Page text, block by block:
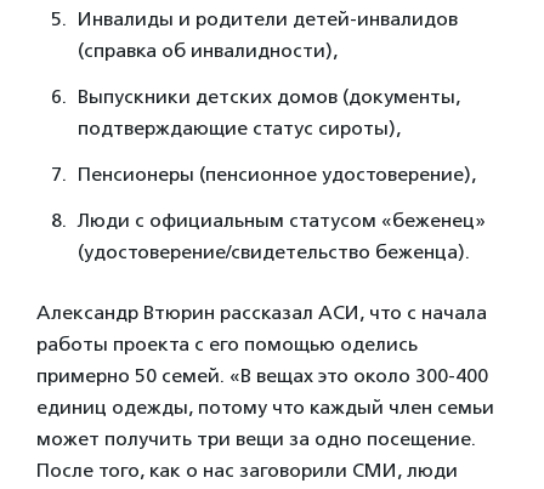
Инвалиды и родители детей-инвалидов
(справка об инвалидности),
Выпускники детских домов (документы,
подтверждающие статус сироты),
Пенсионеры (пенсионное удостоверение),
Люди с официальным статусом «беженец»
(удостоверение/свидетельство беженца).
Александр Втюрин рассказал АСИ, что с начала
работы проекта с его помощью оделись
примерно 50 семей. «В вещах это около 300-400
единиц одежды, потому что каждый член семьи
может получить три вещи за одно посещение.
После того, как о нас заговорили СМИ, люди